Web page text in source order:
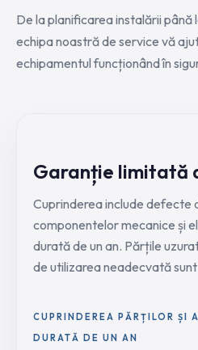
De la planificarea instalării
echipa noastră de service vă
echipamentul funcționând în
Garanție limitată
Cuprinderea include defecte
componentelor mecanice și
durată de un an. Părțile
de utilizarea neadecvată
CUPRINDEREA PĂRȚILOR ȘI
DURATĂ DE UN AN